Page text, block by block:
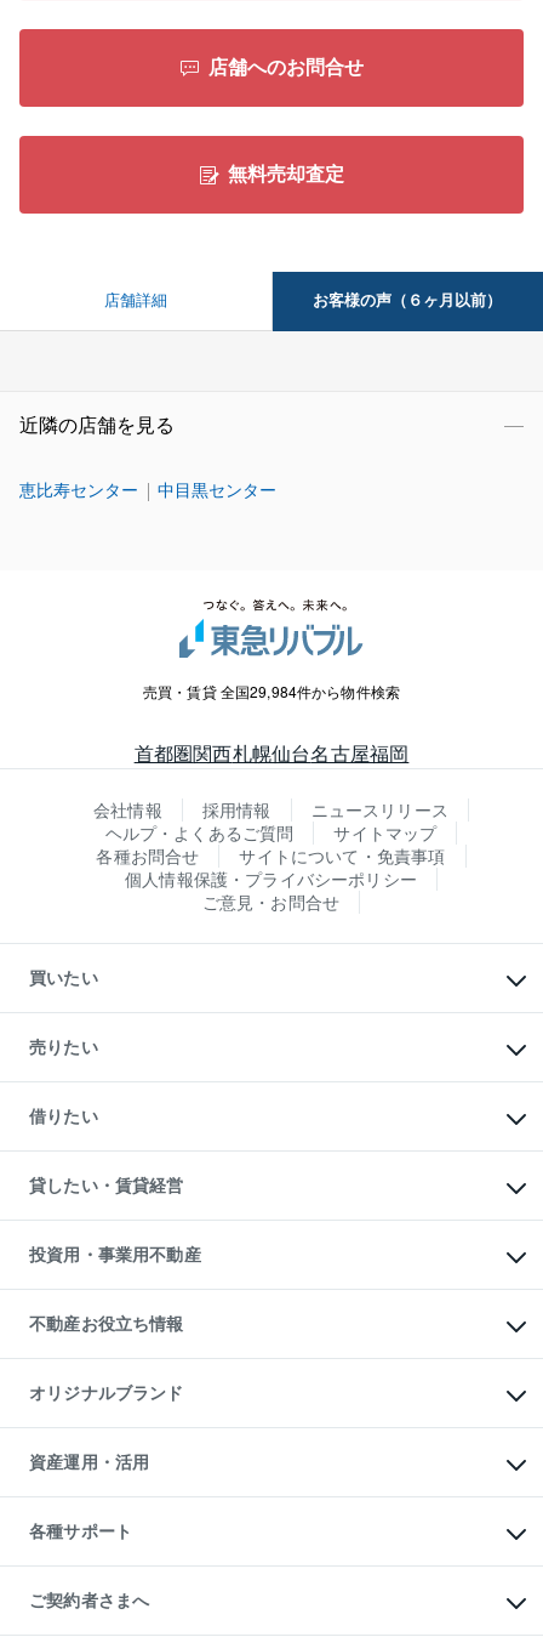
店舗へのお問合せ
無料売却査定
店舗詳細 お客様の声（６ヶ月以前）
近隣の店舗を見る
恵比寿センター 中目黒センター
売買・賃貸 全国29,984件から物件検索
首都圏関西札幌仙台名古屋福岡
会社情報 採用情報
ニュースリリース
ヘルプ・よくあるご質問
サイトマップ
各種お問合せ
サイトについて・免責事項
個人情報保護・プライバシーポリシー
ご意見・お問合せ
買いたい
新築・分譲マンションの購入
中古マンションの購入
一戸建ての購入
中古一戸建ての購入
不動産購入の流れ
注目キーワード物件特集
購入ガイド
English 繁体中文簡体中文
売りたい
一戸建ての売却・査定
土地の売却・査定
スピードAI査定
不動産査定について
不動産売却の流れ
不動産買換えの流れ
売却ガイド
借りたい
オフィス・店舗の賃貸
借りるときの流れ
借りるガイド
貸したい・賃貸経営
マンション賃料データ
賃貸管理プラン
リロケーションについて
貸すガイド
投資用・事業用不動産
事業用不動産
マンション投資
投資用マンション
アパート経営
収益物件
ビル購入（ビル一棟）
投資用不動産の売却査定
事業用不動産の売却査定
不動産お役立ち情報
マンションライブラリー
人気マンションランキング
暮らしに役立つ不動産メディア
不動産相場・不動産価格情報
不動産コラム・ニュース
不動産用語集
不動産なんでもネット相談室
住まいの税金
オリジナルブランド
一棟リノベーションマンション
L`GENTE（ルジェンテ）
区分リノベーションマンション
投資用一棟レジデンスWELL
不動産小口投資
LEGACIA（レガシア）
資産運用・活用
不動産M&A
アセットマネジメント・出資
各種サポート
相続サポート
リフォームサポート
ご契約者さまへ